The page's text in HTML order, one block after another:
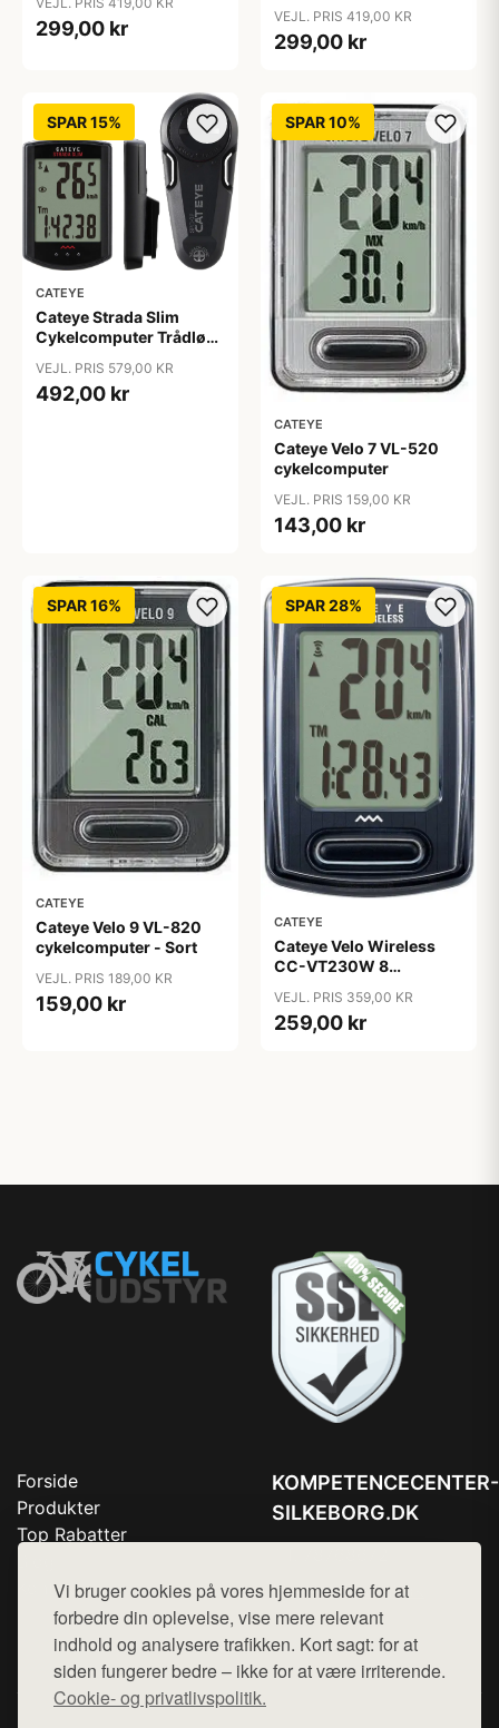
Vi bruger cookies på vores hjemmeside for at
forbedre din oplevelse, vise mere relevant
indhold og analysere trafikken. Kort sagt: for at
siden fungerer bedre – ikke for at være irriterende.
Cookie- og privatlivspolitik.
299,00 kr
VEJL. PRIS 419,00 KR
299,00 kr
SPAR 15%
CATEYE
Cateye Strada Slim
Cykelcomputer Trådløs
VEJL. PRIS 579,00 KR
492,00 kr
SPAR 10%
CATEYE
Cateye Velo 7 VL-520
cykelcomputer
VEJL. PRIS 159,00 KR
143,00 kr
SPAR 16%
CATEYE
Cateye Velo 9 VL-820
cykelcomputer - Sort
VEJL. PRIS 189,00 KR
159,00 kr
SPAR 28%
CATEYE
Cateye Velo Wireless
CC-VT230W 8
cykelcomputer
VEJL. PRIS 359,00 KR
259,00 kr
Forside
Produkter
Top Rabatter
Kontakt
KOMPETENCECENTER-
SILKEBORG.DK
Mail:hej@want.dk
Cookie- og privatlivspolitik